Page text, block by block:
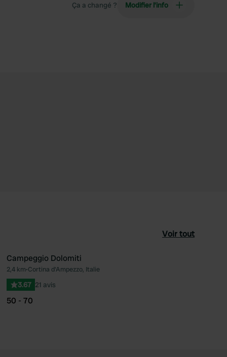
Ça a changé ? Modifier l’info
Voir tout
Campeggio Dolomiti
2,4 km•Cortina d'Ampezzo, Italie
3.67 21 avis
50 - 70